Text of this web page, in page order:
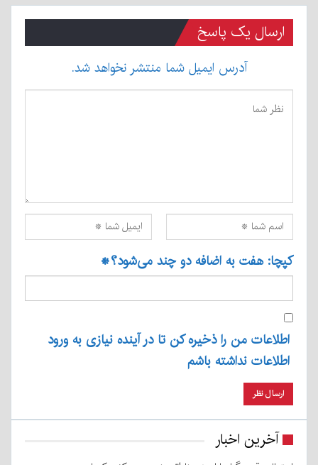
ارسال یک پاسخ
آدرس ایمیل شما منتشر نخواهد شد.
کپچا: هفت به اضافه دو چند می‌شود؟*
اطلاعات من را ذخیره کن تا در آینده نیازی به ورود
اطلاعات نداشته باشم
آخرین اخبار